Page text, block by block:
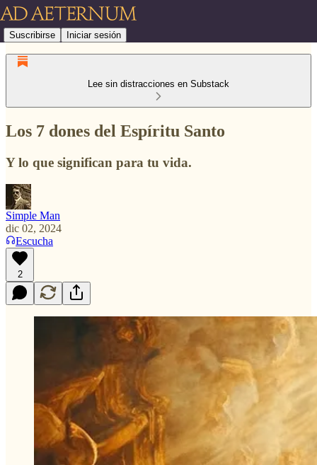
Suscribirse Iniciar sesión
Lee sin distracciones en Substack
Los 7 dones del Espíritu Santo
Y lo que significan para tu vida.
Simple Man
dic 02, 2024
Escucha
2